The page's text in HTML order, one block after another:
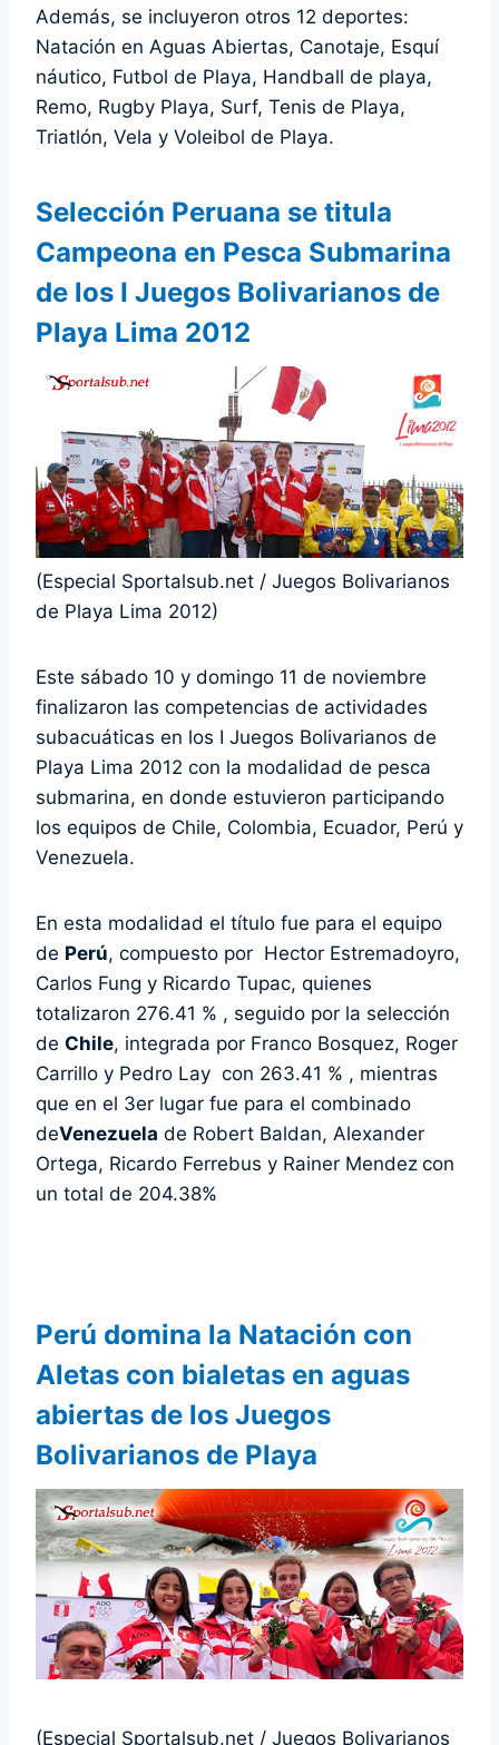
Además, se incluyeron otros 12 deportes:
Natación en Aguas Abiertas, Canotaje, Esquí
náutico, Futbol de Playa, Handball de playa,
Remo, Rugby Playa, Surf, Tenis de Playa,
Triatlón, Vela y Voleibol de Playa.
Selección Peruana se titula
Campeona en Pesca Submarina
de los I Juegos Bolivarianos de
Playa Lima 2012
(Especial Sportalsub.net / Juegos Bolivarianos
de Playa Lima 2012)
Este sábado 10 y domingo 11 de noviembre
finalizaron las competencias de actividades
subacuáticas en los I Juegos Bolivarianos de
Playa Lima 2012 con la modalidad de pesca
submarina, en donde estuvieron participando
los equipos de Chile, Colombia, Ecuador, Perú y
Venezuela.
En esta modalidad el título fue para el equipo
de Perú, compuesto por Hector Estremadoyro,
Carlos Fung y Ricardo Tupac, quienes
totalizaron 276.41 % , seguido por la selección
de Chile, integrada por Franco Bosquez, Roger
Carrillo y Pedro Lay con 263.41 % , mientras
que en el 3er lugar fue para el combinado
deVenezuela de Robert Baldan, Alexander
Ortega, Ricardo Ferrebus y Rainer Mendez con
un total de 204.38%
Perú domina la Natación con
Aletas con bialetas en aguas
abiertas de los Juegos
Bolivarianos de Playa
(Especial Sportalsub.net / Juegos Bolivarianos